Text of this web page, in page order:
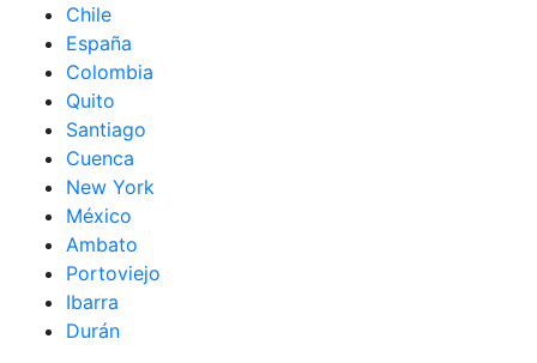
Chile
España
Colombia
Quito
Santiago
Cuenca
New York
México
Ambato
Portoviejo
Ibarra
Durán